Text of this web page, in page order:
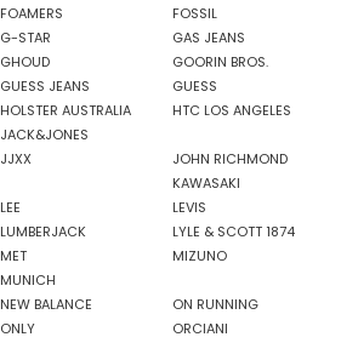
FOAMERS
FOSSIL
G-STAR
GAS JEANS
GHOUD
GOORIN BROS.
GUESS JEANS
GUESS
HOLSTER AUSTRALIA
HTC LOS ANGELES
JACK&JONES
JJXX
JOHN RICHMOND
KAWASAKI
LEE
LEVIS
LUMBERJACK
LYLE & SCOTT 1874
MET
MIZUNO
MUNICH
NEW BALANCE
ON RUNNING
ONLY
ORCIANI